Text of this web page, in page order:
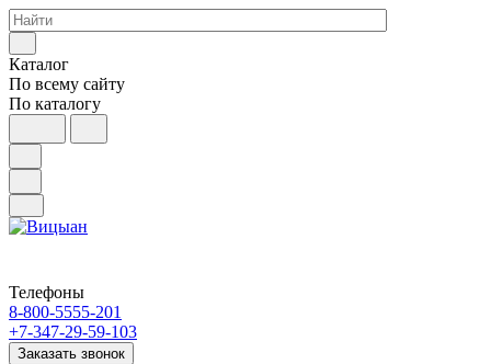
Каталог
По всему сайту
По каталогу
Телефоны
8-800-5555-201
+7-347-29-59-103
Заказать звонок